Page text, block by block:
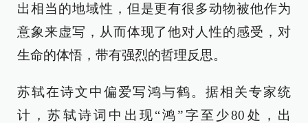
出相当的地域性，但是更有很多动物被他作为
意象来虚写，从而体现了他对人性的感受，对
生命的体悟，带有强烈的哲理反思。
苏轼在诗文中偏爱写鸿与鹤。据相关专家统
计，苏轼诗词中出现“鸿”字至少80处，出